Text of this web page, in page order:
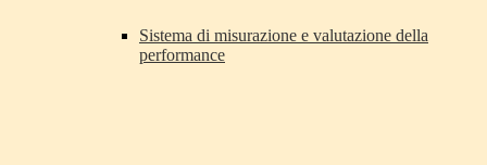
Sistema di misurazione e valutazione della
performance